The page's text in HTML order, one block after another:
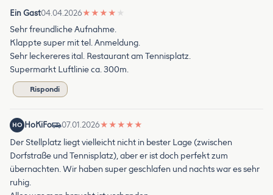
Ein Gast04.04.2026★ ★ ★ ★ ★
Sehr freundliche Aufnahme.
Klappte super mit tel. Anmeldung.
Sehr leckereres ital. Restaurant am Tennisplatz.
Supermarkt Luftlinie ca. 300m.
Rispondi
HO HoKiFo 07.01.2026★ ★ ★ ★ ★
Der Stellplatz liegt vielleicht nicht in bester Lage (zwischen
Dorfstraße und Tennisplatz), aber er ist doch perfekt zum
übernachten. Wir haben super geschlafen und nachts war es sehr
ruhig.